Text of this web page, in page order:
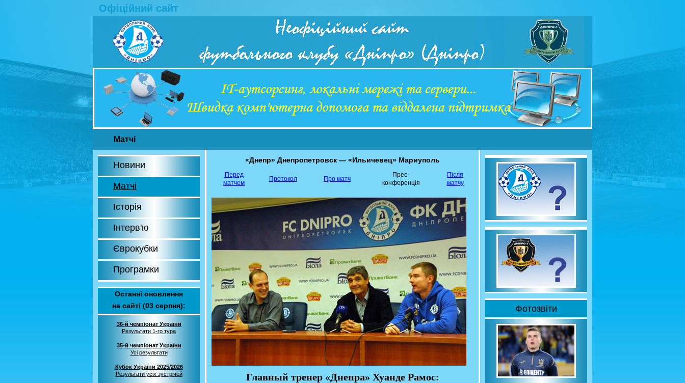
Офіційний сайт
Матчі
Новини
Матчі
Історія
Інтерв'ю
Єврокубки
Програмки
Останні оновлення
на сайті (03 серпня):
36-й чемпіонат України
Результати 1-го тура
35-й чемпіонат України
Усі результати
Кубок України 2025/2026
Результати усіх зустрічей
«Днепр» Днепропетровск — «Ильичевец» Мариуполь
Перед
матчем
Протокол Про матч
Прес-
конференція
Після
матчу
Главный тренер «Днепра» Хуанде Рамос:
Фотозвіти